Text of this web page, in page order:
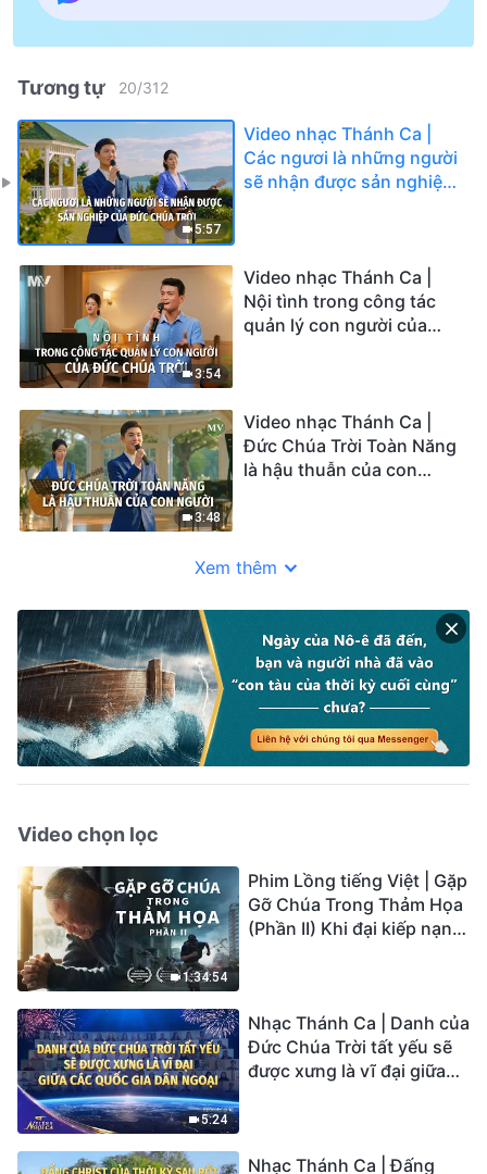
Tương tự 20/312
5:57
Video nhạc Thánh Ca |
Các ngươi là những người
sẽ nhận được sản nghiệp
3:54
Video nhạc Thánh Ca |
Nội tình trong công tác
quản lý con người của
3:48
Video nhạc Thánh Ca |
Đức Chúa Trời Toàn Năng
là hậu thuẫn của con
Xem thêm
Video chọn lọc
1:34:54
Phim Lồng tiếng Việt | Gặp
Gỡ Chúa Trong Thảm Họa
(Phần II) Khi đại kiếp nạn
5:24
Nhạc Thánh Ca | Danh của
Đức Chúa Trời tất yếu sẽ
được xưng là vĩ đại giữa
Nhạc Thánh Ca | Đấng